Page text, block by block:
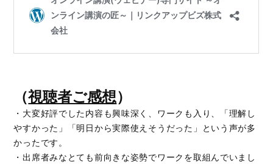
（視聴者ご感想）
・大変好評でした内容も興味深く、ワークも入り、「理解し
やすかった」「明日から実際使えそうだった」という声が多
かったです。
・出席者みなとても前向きな姿勢でワークを取組んでいまし